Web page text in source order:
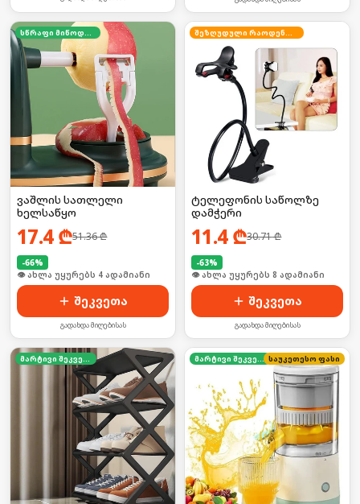
ვაშლის სათლელი
ხელსაწყო
17.4₾51.36₾
-66%
🛒 ბოლო 24სთ-ში იყიდა 28-მა
შეკვეთა
გადახდა მიღებისას
ტელეფონის საწოლზე
დამჭერი
11.4₾30.71₾
-63%
🛒 ბოლო 24სთ-ში იყიდა 9-მა
შეკვეთა
გადახდა მიღებისას
მარტივი შეკვეთა საუკეთესო ფასი